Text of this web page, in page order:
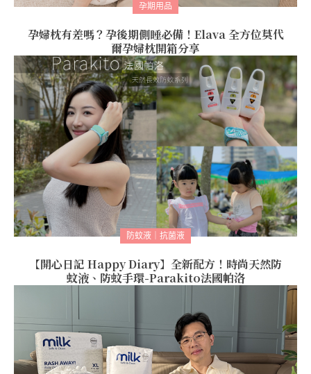
孕期用品
孕婦枕有差嗎？孕後期側睡必備！Elava 全方位莫代
爾孕婦枕開箱分享
防蚊液｜抗菌液
【開心日記 Happy Diary】全新配方！時尚天然防
蚊液、防蚊手環-Parakito法國帕洛